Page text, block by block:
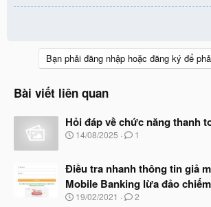
Bạn phải đăng nhập hoặc đăng ký để
Bài viết liên quan
Hỏi đáp về chức năng thanh
N
y
ắ
t
14/08/2025 1
Điều tra nhanh thông tin giả
Mobile Banking lừa đảo
N
19/02/2021 2